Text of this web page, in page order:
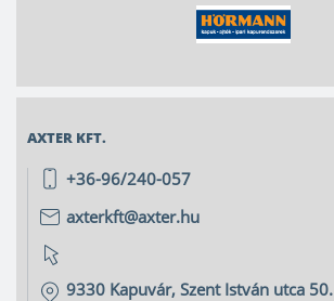
AXTER KFT.
+36-96/240-057
axterkft@axter.hu
9330 Kapuvár, Szent István utca 50.